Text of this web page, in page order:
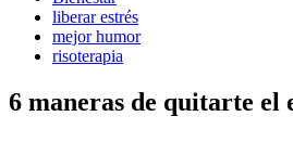
liberar estrés
mejor humor
risoterapia
6 maneras de quitarte el